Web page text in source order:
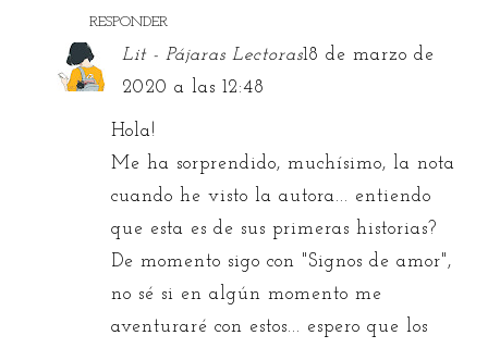
RESPONDER
Lit - Pájaras Lectoras18 de marzo de
2020 a las 12:48
Hola!
Me ha sorprendido, muchísimo, la nota
cuando he visto la autora... entiendo
que esta es de sus primeras historias?
De momento sigo con "Signos de amor",
no sé si en algún momento me
aventuraré con estos... espero que los